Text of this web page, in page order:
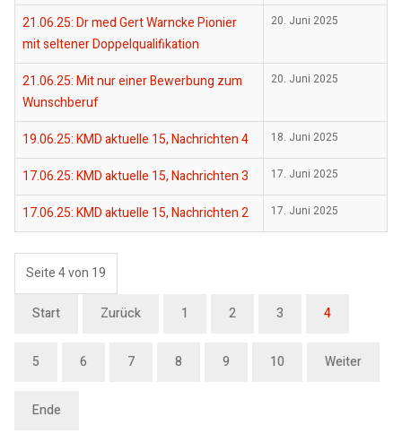
21.06.25: Dr med Gert Warncke Pionier
mit seltener Doppelqualifikation
20. Juni 2025
21.06.25: Mit nur einer Bewerbung zum
Wunschberuf
20. Juni 2025
19.06.25: KMD aktuelle 15, Nachrichten 4 18. Juni 2025
17.06.25: KMD aktuelle 15, Nachrichten 3 17. Juni 2025
17.06.25: KMD aktuelle 15, Nachrichten 2 17. Juni 2025
Seite 4 von 19
Start Zurück 1 2 3 4
5 6 7 8 9 10 Weiter
Ende